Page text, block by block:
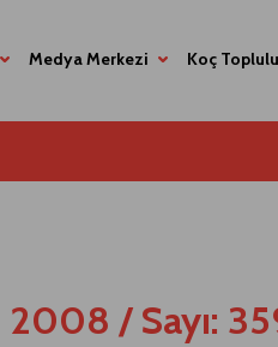
Medya Merkezi Koç
2008 / Sayı: